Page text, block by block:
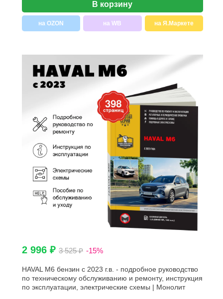
В корзину
на OZON на WB на Я.Маркете
2 996 ₽ 3 525 ₽ -15%
HAVAL M6 бензин с 2023 г.в. - подробное руководство
по техническому обслуживанию и ремонту, инструкция
по эксплуатации, электрические схемы | Монолит